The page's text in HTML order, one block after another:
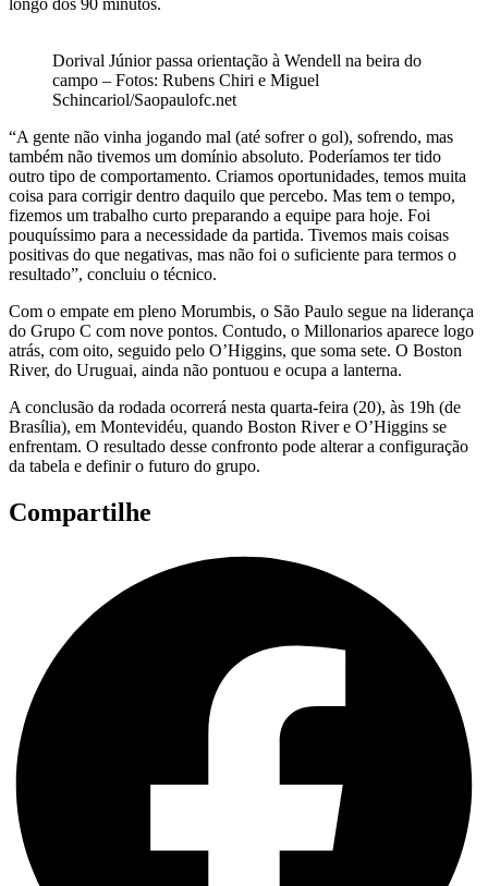
longo dos 90 minutos.
Dorival Júnior passa orientação à Wendell na beira do
campo – Fotos: Rubens Chiri e Miguel
Schincariol/Saopaulofc.net
“A gente não vinha jogando mal (até sofrer o gol), sofrendo, mas
também não tivemos um domínio absoluto. Poderíamos ter tido
outro tipo de comportamento. Criamos oportunidades, temos muita
coisa para corrigir dentro daquilo que percebo. Mas tem o tempo,
fizemos um trabalho curto preparando a equipe para hoje. Foi
pouquíssimo para a necessidade da partida. Tivemos mais coisas
positivas do que negativas, mas não foi o suficiente para termos o
resultado”, concluiu o técnico.
Com o empate em pleno Morumbis, o São Paulo segue na liderança
do Grupo C com nove pontos. Contudo, o Millonarios aparece logo
atrás, com oito, seguido pelo O’Higgins, que soma sete. O Boston
River, do Uruguai, ainda não pontuou e ocupa a lanterna.
A conclusão da rodada ocorrerá nesta quarta-feira (20), às 19h (de
Brasília), em Montevidéu, quando Boston Rivere O’Higgins se
enfrentam. O resultado desse confronto pode alterar a configuração
da tabela e definir o futuro do grupo.
Compartilhe